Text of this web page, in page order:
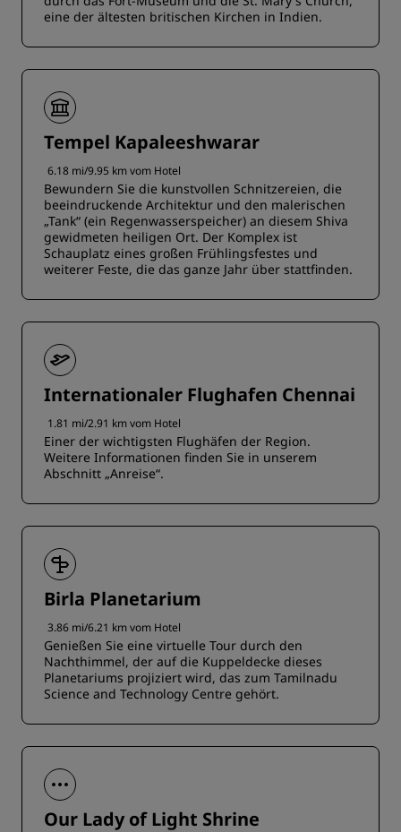
eine der ältesten britischen Kirchen in Indien.
Tempel Kapaleeshwarar
6.18 mi/9.95 km vom Hotel
Bewundern Sie die kunstvollen Schnitzereien, die
beeindruckende Architektur und den malerischen
„Tank“ (ein Regenwasserspeicher) an diesem Shiva
gewidmeten heiligen Ort. Der Komplex ist
Schauplatz eines großen Frühlingsfestes und
weiterer Feste, die das ganze Jahr über stattfinden.
Internationaler Flughafen Chennai
1.81 mi/2.91 km vom Hotel
Einer der wichtigsten Flughäfen der Region.
Weitere Informationen finden Sie in unserem
Abschnitt „Anreise“.
Birla Planetarium
3.86 mi/6.21 km vom Hotel
Genießen Sie eine virtuelle Tour durch den
Nachthimmel, der auf die Kuppeldecke dieses
Planetariums projiziert wird, das zum Tamilnadu
Science and Technology Centre gehört.
Our Lady of Light Shrine